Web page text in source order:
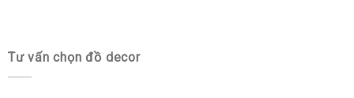
Tư vấn chọn đồ decor